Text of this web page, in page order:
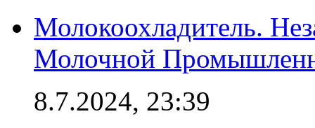
Молокоохладитель.
Молочной
8.7.2024, 23:39